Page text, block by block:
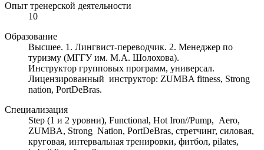
Опыт тренерской деятельности
10
Образование
Высшее. 1. Лингвист-переводчик. 2. Менеджер по
туризму (МГГУ им. М.А. Шолохова).
Инструктор групповых программ, универсал.
Лицензированный инструктор: ZUMBA fitness, Strong
nation, PortDeBras.
Специализация
Step (1 и 2 уровни), Functional, Hot Iron//Pump, Aero,
ZUMBA, Strong Nation, PortDeBras, стретчинг, силовая,
круговая, интервальная тренировки, фитбол, pilates,